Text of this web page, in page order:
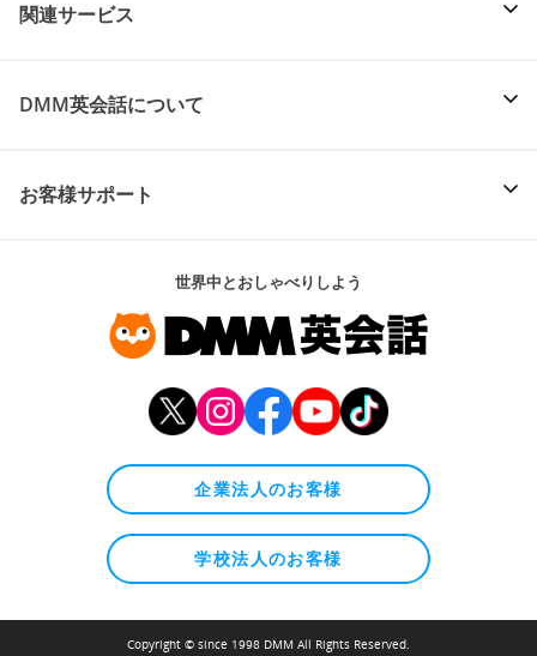
関連サービス
DMM英会話について
お客様サポート
世界中とおしゃべりしよう
企業法人のお客様
学校法人のお客様
Copyright © since 1998 DMM All Rights Reserved.